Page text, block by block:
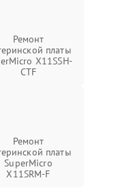
Ремонт
платы
X11SSH-
CTF
Ремонт
платы
SuperMicro
X11SRM-F